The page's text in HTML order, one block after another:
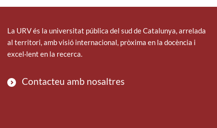
b
o
t
r
e
i
n
La URV és la universitat pública del sud de Catalunya, arrelada
al territori, amb visió internacional, pròxima en la docència i
excel·lent en la recerca.
Contacteu amb nosaltres